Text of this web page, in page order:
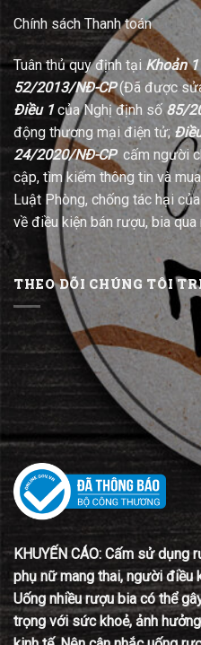
Chính sách Thanh toán
Tuân thủ quy định tại Khoản
52/2013/NĐ-CP(Đã được
Điều 1của Nghị định số 85/
động thương mại điện tử;
24/2020/NĐ-CPcấm người
cập, tìm kiếm thông tin và
Luật Phòng, chống tác hại
về điều kiện bán rượu, bia qua
THEO DÕI CHÚNG TÔI
KHUYẾN CÁO: Cấm sử
phụ nữ mang thai, người điều
Uống nhiều rượu bia có thể
trọng với sức khoẻ, ảnh